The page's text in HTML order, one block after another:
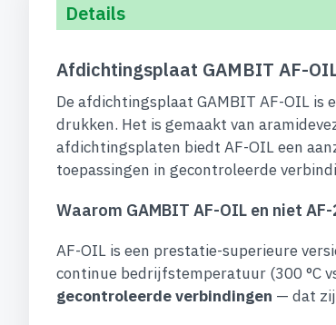
Details
Afdichtingsplaat GAMBIT AF-
De afdichtingsplaat GAMBIT AF-OIL
drukken. Het is gemaakt van
afdichtingsplaten biedt AF-OIL een
toepassingen in gecontroleerde
Waarom GAMBIT AF-OIL en niet
AF-OIL is een prestatie-superieure
continue bedrijfstemperatuur (300 °C
gecontroleerde verbindingen — dat